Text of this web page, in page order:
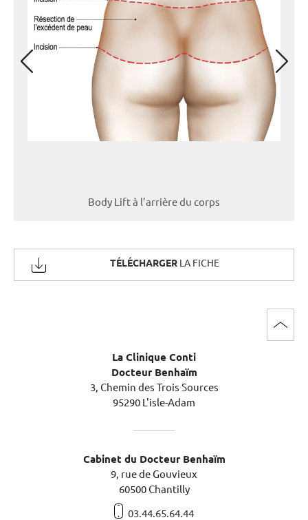
Body Lift à l’arrière du corps
TÉLÉCHARGERLA FICHE
La Clinique Conti
Docteur Benhaïm
3, Chemin des Trois Sources
95290 L'isle-Adam
Cabinet du Docteur Benhaïm
9, rue de Gouvieux
60500 Chantilly
03.44.65.64.44